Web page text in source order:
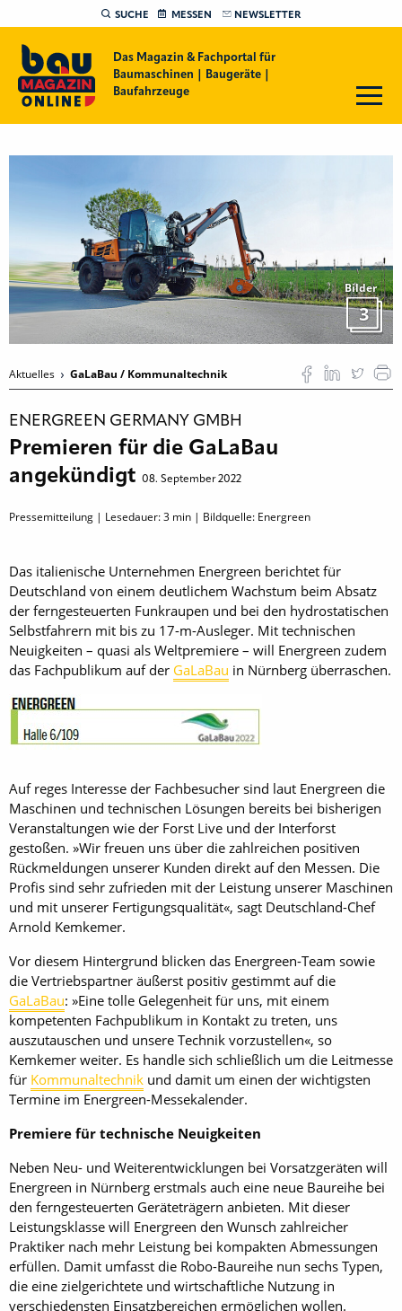
SUCHE MESSEN NEWSLETTER
Das Magazin & Fachportal für
Baumaschinen | Baugeräte |
Baufahrzeuge
Bilder
3
Aktuelles GaLaBau / Kommunaltechnik
ENERGREEN GERMANY GMBH
Premieren für die GaLaBau
angekündigt 08. September 2022
Pressemitteilung | Lesedauer:3 min | Bildquelle: Energreen
Das italienische Unternehmen Energreen berichtet für
Deutschland von einem deutlichem Wachstum beim Absatz
der ferngesteuerten Funkraupen und bei den hydrostatischen
Selbstfahrern mit bis zu 17-m-Ausleger. Mit technischen
Neuigkeiten – quasi als Weltpremiere – will Energreen zudem
das Fachpublikum auf der GaLaBau in Nürnberg überraschen.
Auf reges Interesse der Fachbesucher sind laut Energreen die
Maschinen und technischen Lösungen bereits bei bisherigen
Veranstaltungen wie der Forst Live und der Interforst
gestoßen. »Wir freuen uns über die zahlreichen positiven
Rückmeldungen unserer Kunden direkt auf den Messen. Die
Profis sind sehr zufrieden mit der Leistung unserer Maschinen
und mit unserer Fertigungsqualität«, sagt Deutschland-Chef
Arnold Kemkemer.
Vor diesem Hintergrund blicken das Energreen-Team sowie
die Vertriebspartner äußerst positiv gestimmt auf die
GaLaBau: »Eine tolle Gelegenheit für uns, mit einem
kompetenten Fachpublikum in Kontakt zu treten, uns
auszutauschen und unsere Technik vorzustellen«, so
Kemkemer weiter. Es handle sich schließlich um die Leitmesse
für Kommunaltechnik und damit um einen der wichtigsten
Termine im Energreen-Messekalender.
Premiere für technische Neuigkeiten
Neben Neu- und Weiterentwicklungen bei Vorsatzgeräten will
Energreen in Nürnberg erstmals auch eine neue Baureihe bei
den ferngesteuerten Geräteträgern anbieten. Mit dieser
Leistungsklasse will Energreen den Wunsch zahlreicher
Praktiker nach mehr Leistung bei kompakten Abmessungen
erfüllen. Damit umfasst die Robo-Baureihe nun sechs Typen,
die eine zielgerichtete und wirtschaftliche Nutzung in
verschiedensten Einsatzbereichen ermöglichen wollen.